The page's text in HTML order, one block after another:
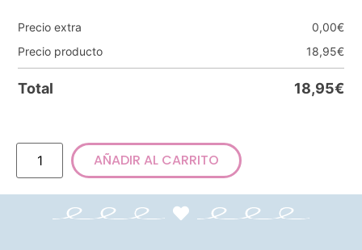
Precio extra 0,00€
Precio producto
18,95€
Total 18,95€
AÑADIR AL CARRITO